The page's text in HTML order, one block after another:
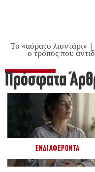
Το «αόρατο λιοντάρι» |
ο τρόπος που
Πρόσφατα
ΕΝΔΙΑΦΈΡΟΝΤΑ